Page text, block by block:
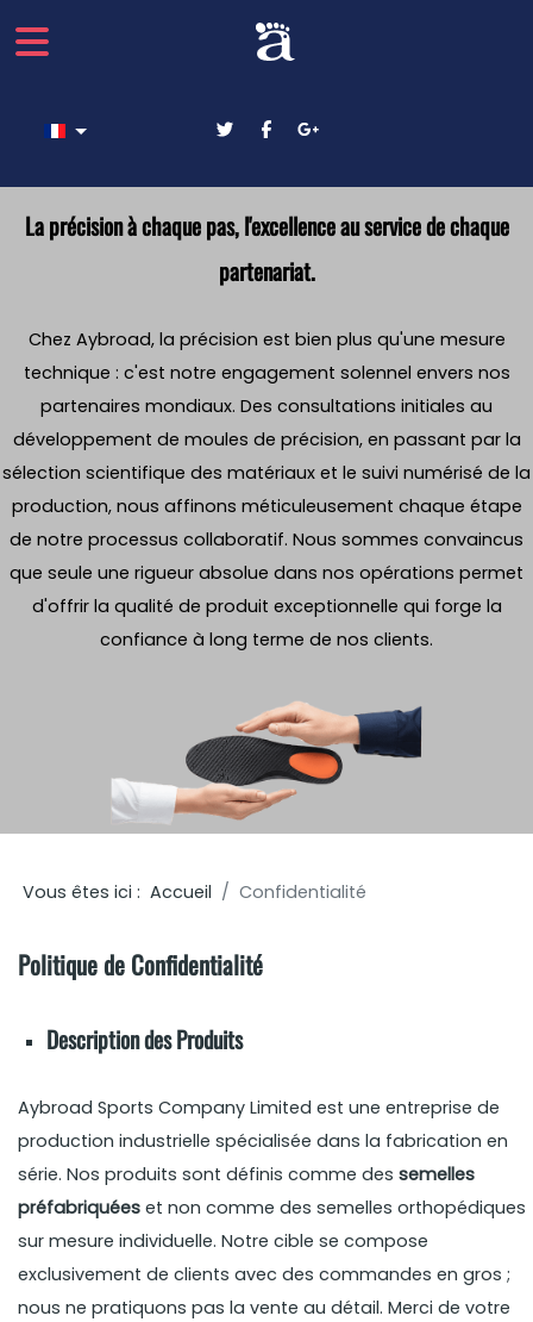
Sélectionnez votre langue
La précision à chaque pas, l'excellence au service de chaque
partenariat.
Chez Aybroad, la précision est bien plus qu'une mesure
technique : c'est notre engagement solennel envers nos
partenaires mondiaux. Des consultations initiales au
développement de moules de précision, en passant par la
sélection scientifique des matériaux et le suivi numérisé de la
production, nous affinons méticuleusement chaque étape
de notre processus collaboratif. Nous sommes convaincus
que seule une rigueur absolue dans nos opérations permet
d'offrir la qualité de produit exceptionnelle qui forge la
confiance à long terme de nos clients.
Vous êtes ici :Accueil Confidentialité
Politique de Confidentialité
Description des Produits
Aybroad Sports Company Limited est une entreprise de
production industrielle spécialisée dans la fabrication en
série. Nos produits sont définis comme dessemelles
préfabriquées et non comme des semelles orthopédiques
sur mesure individuelle. Notre cible se compose
exclusivement de clients avec des commandes en gros ;
nous ne pratiquons pas la vente au détail. Merci de votre